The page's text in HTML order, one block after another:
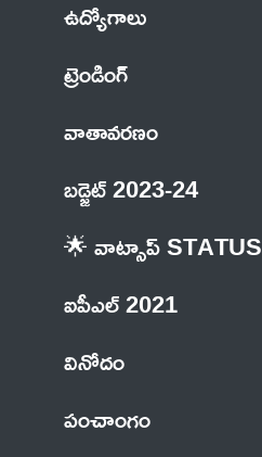
ఉద్యోగాలు
ట్రెండింగ్
వాతావరణం
బడ్జెట్ 2023-24
🌟 వాట్సాప్ STATUS
ఐపీఎల్ 2021
వినోదం
పంచాంగం